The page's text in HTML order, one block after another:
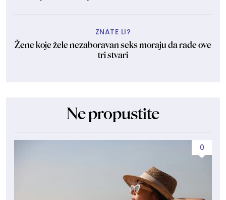
ZNATE LI?
Žene koje žele nezaboravan seks moraju da rade ove
tri stvari
Ne propustite
0